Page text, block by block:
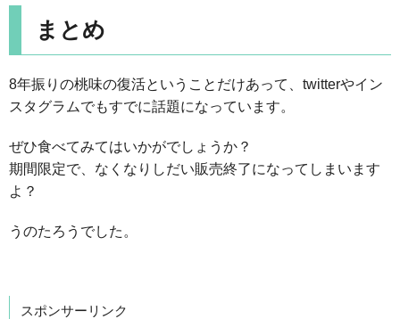
まとめ
8年振りの桃味の復活ということだけあって、twitterやイン
スタグラムでもすでに話題になっています。
ぜひ食べてみてはいかがでしょうか？
期間限定で、なくなりしだい販売終了になってしまいます
よ？
うのたろうでした。
スポンサーリンク